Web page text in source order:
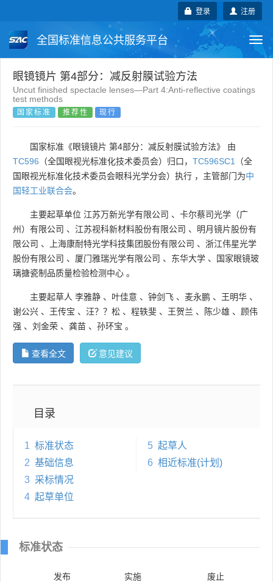
注册
登录
全国标准信息公共服务平台
国家标准 行业标准
团体标准
眼镜镜片 第4部分：减反射膜试验方法
Uncut finished spectacle lenses—Part 4:Anti-reflective coatings
test methods
国家标准 推荐性 现行
国家标准《眼镜镜片 第4部分：减反射膜试验方法》 由
TC596 （全国眼视光标准化技术委员会）归口， TC596SC1
（全
国眼视光标准化技术委员会眼科光学分会）执行 ，主管部门为中
国轻工业联合会。
主要起草单位 江苏万新光学有限公司 、 卡尔蔡司光学（广
州）有限公司 、 江苏视科新材料股份有限公司 、
明月镜片股份有
限公司 、 上海康耐特光学科技集团股份有限公司 、 浙江伟星光学
股份有限公司 、 厦门雅瑞光学有限公司 、 东华大学 、
国家眼镜玻
璃搪瓷制品质量检验检测中心 。
主要起草人 李雅静 、 叶佳意 、 钟剑飞 、 麦永鹏 、 王明华 、
谢公兴 、 王传宝 、 汪？？松 、 程轶斐 、 王贺兰 、 陈少雄 、 顾伟
强 、 刘金荣 、 龚苗 、 孙环宝 。
查看全文 意见建议
目录
1 标准状态
2 基础信息
3 采标情况
4 起草单位
5 起草人
6 相近标准(计划)
标准状态
发布 实施 废止